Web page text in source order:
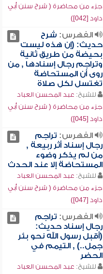
جزء من محاضرة ( شرح سنن أبي
داود [042])
الفهرس: شرح
حديث: (إن هذه ليست
بحيضة من طريق ثانية
وتراجم رجال إسنادها , من
روى أن المستحاضة
تغتسل لكل صلاة
للشيخ: عبد المحسن العباد
جزء من محاضرة ( شرح سنن أبي
داود [045])
الفهرس: تراجم
رجال إسناد أثر ربيعة ,
من لم يذكر وضوء
المستحاضة إلا عند الحدث
للشيخ: عبد المحسن العباد
جزء من محاضرة ( شرح سنن أبي
داود [047])
الفهرس: تراجم
رجال إسناد حديث:
(أقبل رسول الله نحو بئر
جمل..) , التيمم في
الحضر
للشيخ: عبد المحسن العباد